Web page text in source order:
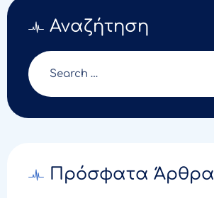
Αναζήτηση
Πρόσφατα Άρθρα